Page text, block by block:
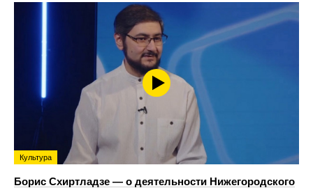
Культура
Борис Схиртладзе — о деятельности Нижегородского